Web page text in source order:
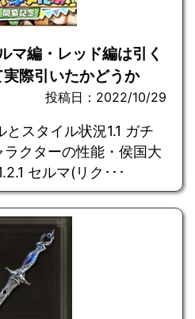
マ編・レッド編は引く
際引いたかどうか
投稿日：2022/10/29
スタイル状況1.1 ガチ
ラクターの性能・侯国大
セルマ(リク･･･